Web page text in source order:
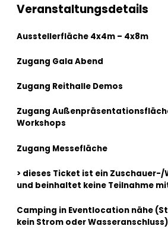
Veranstaltungsdetails
Ausstellerfläche 4x4m – 4x8m
Zugang Gala Abend
Zugang Reithalle Demos
Zugang
Workshops
Zugang Messefläche
> dieses Ticket ist ein
und beinhaltet keine Teilnahme
Camping in Eventlocation nähe
kein Strom oder Wasseranschluss)